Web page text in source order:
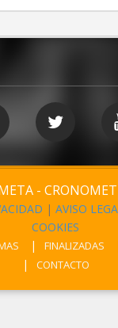
-
| AVISO
COOKIES
FINALIZADAS
CONTACTO